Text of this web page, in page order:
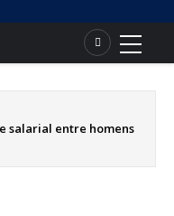
menores
financiamento
salarial entre homens